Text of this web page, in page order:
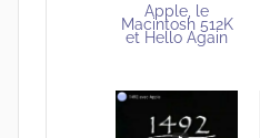
Apple, le
Macintosh 512K
et Hello Again